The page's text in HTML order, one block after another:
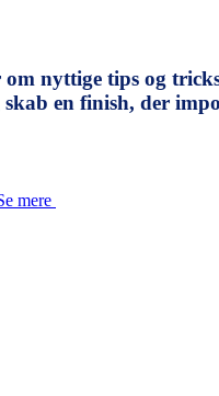
nyttige tips og
en finish, der
mere